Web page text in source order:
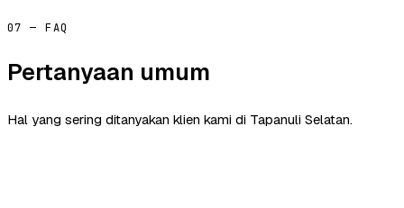
07 — FAQ
Pertanyaan umum
Hal yang sering ditanyakan klien kami di Tapanuli Selatan.